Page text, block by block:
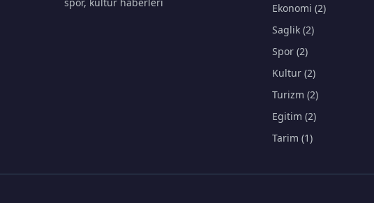
Ekonomi (2)
Saglik (2)
Spor (2)
Kultur (2)
Turizm (2)
Egitim (2)
Tarim (1)